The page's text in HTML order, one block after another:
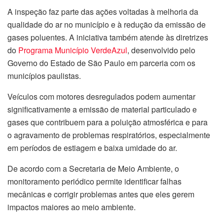
A inspeção faz parte das ações voltadas à melhoria da
qualidade do ar no município e à redução da emissão de
gases poluentes. A iniciativa também atende às diretrizes
do Programa Município VerdeAzul, desenvolvido pelo
Governo do Estado de São Paulo em parceria com os
municípios paulistas.
Veículos com motores desregulados podem aumentar
significativamente a emissão de material particulado e
gases que contribuem para a poluição atmosférica e para
o agravamento de problemas respiratórios, especialmente
em períodos de estiagem e baixa umidade do ar.
De acordo com a Secretaria de Meio Ambiente, o
monitoramento periódico permite identificar falhas
mecânicas e corrigir problemas antes que eles gerem
impactos maiores ao meio ambiente.